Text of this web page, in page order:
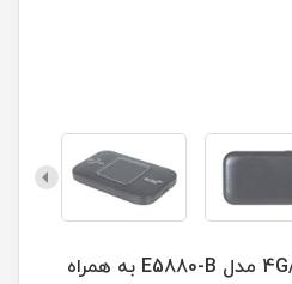
مودم همراه 4G/Lte JP-LINK مدل E5880-B به همراه